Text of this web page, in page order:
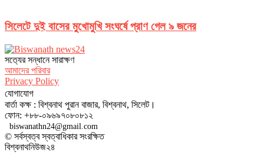
সিলেটে দুই বাসের মুখোমুখি সংঘর্ষে প্রাণ গেল ৯ জনের
সত‌্যের সন্ধানে সারাক্ষণ
আমাদের পরিবার
Privacy Policy
যোগাযোগ
বার্তা কক্ষ : বিশ্বনাথ পুরান বাজার, বিশ্বনাথ, সিলেট।
ফোন: +৮৮-০৯৬৯৭০৮০৮১২
biswanathn24@gmail.com
© সর্বস্বত্ব স্বত্বাধিকার সংরক্ষিত
বিশ্বনাথনিউজ২৪